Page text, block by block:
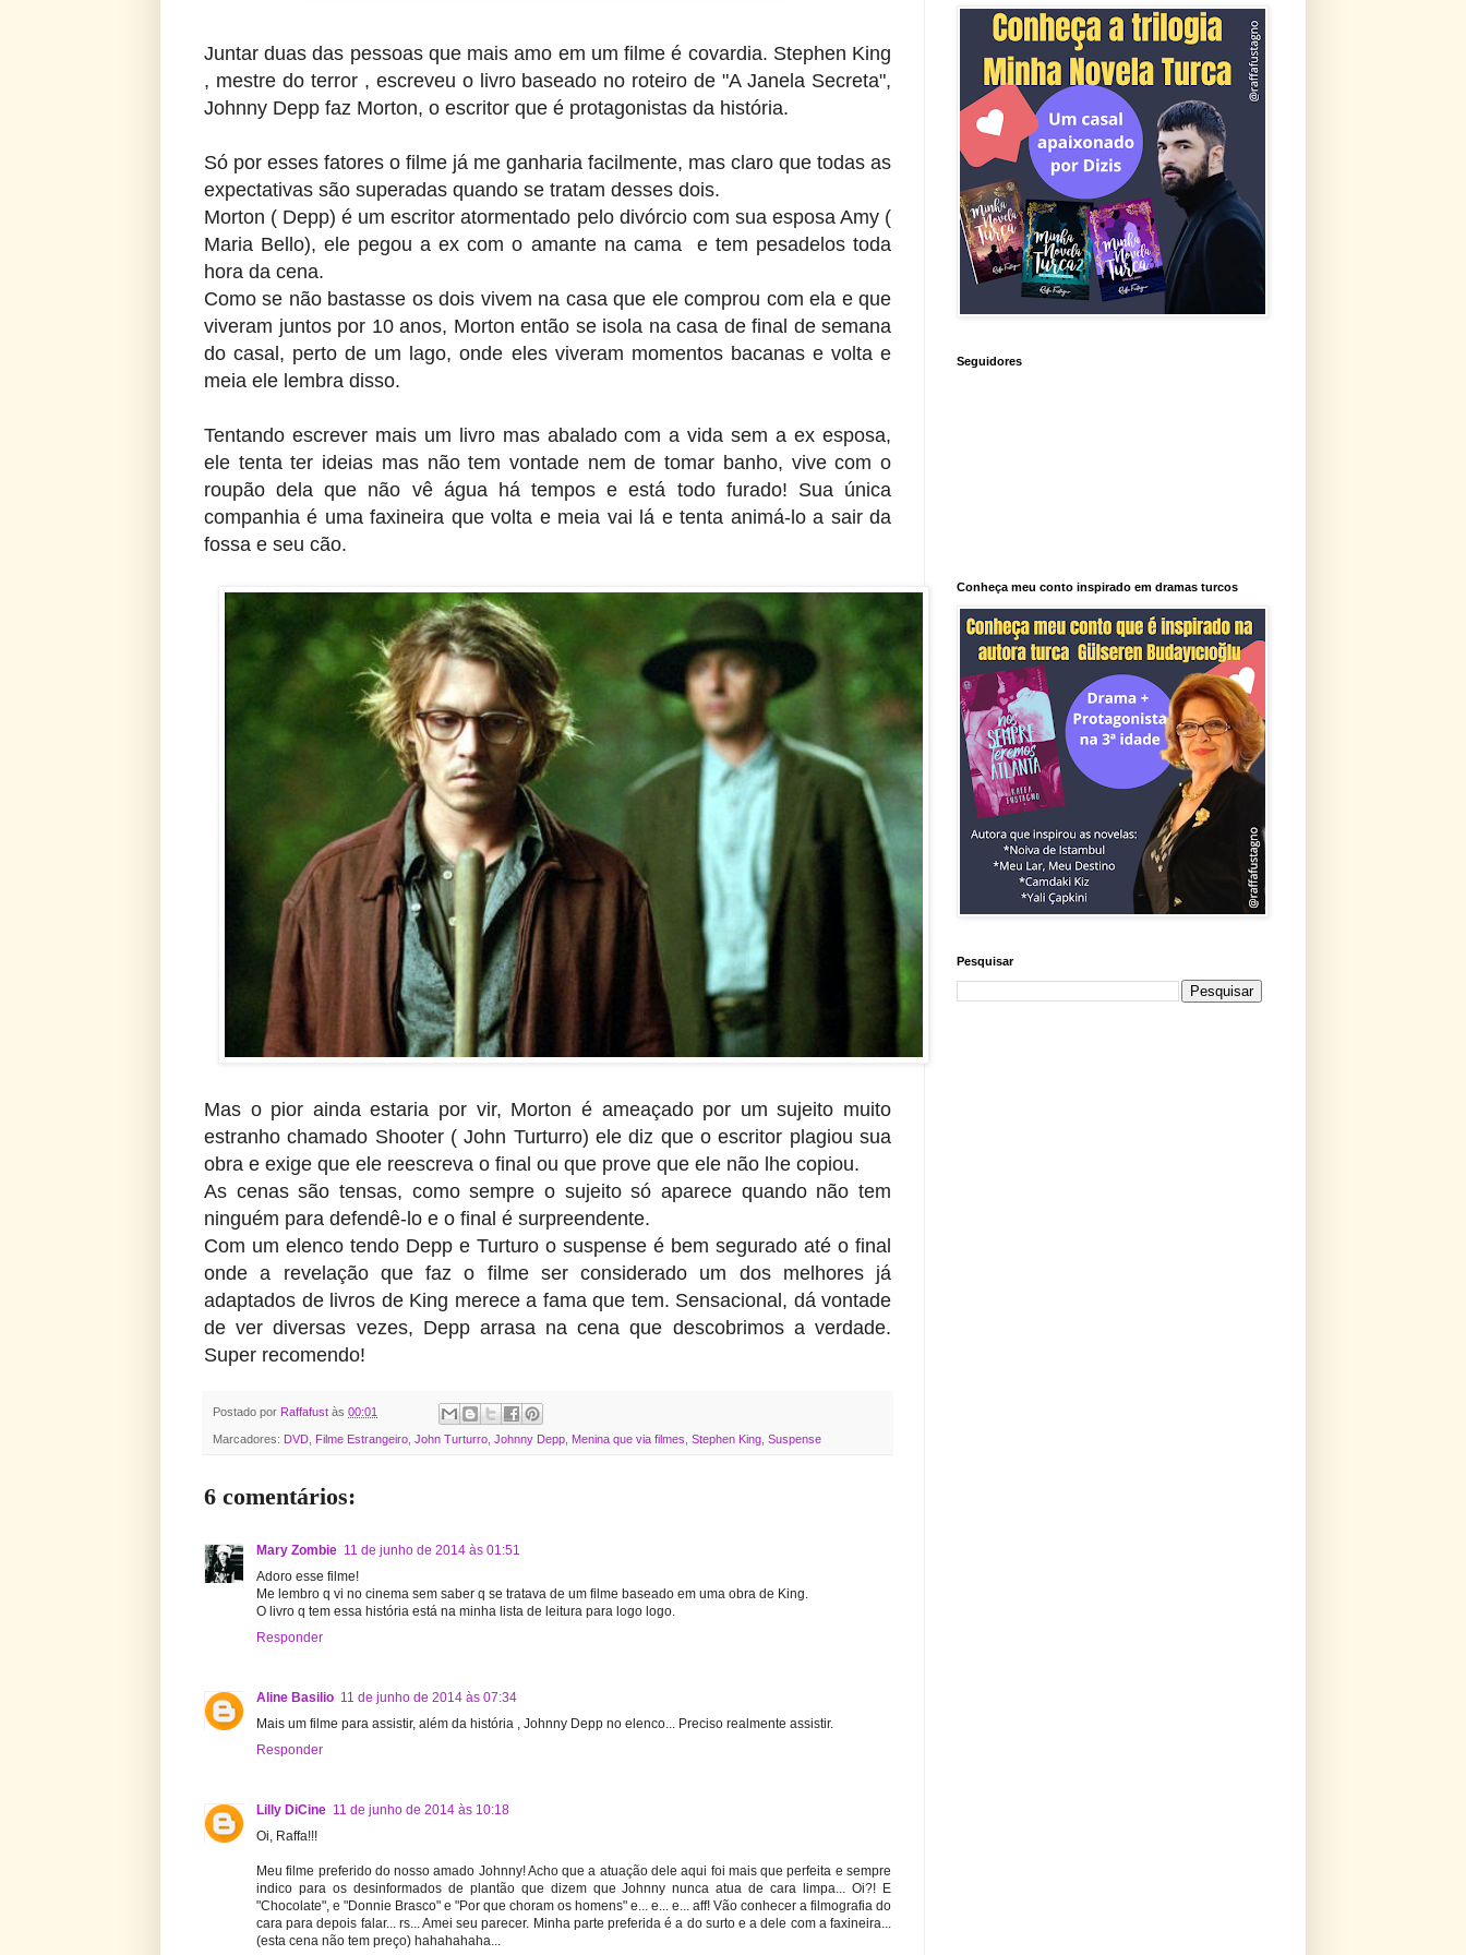
Juntar duas das pessoas que mais amo em um filme é covardia. Stephen King
, mestre do terror , escreveu o livro baseado no roteiro de "A Janela Secreta",
Johnny Depp faz Morton, o escritor que é protagonistas da história.
Só por esses fatores o filme já me ganharia facilmente, mas claro que todas as
expectativas são superadas quando se tratam desses dois.
Morton ( Depp) é um escritor atormentado pelo divórcio com sua esposa Amy (
Maria Bello), ele pegou a ex com o amante na cama e tem pesadelos toda
hora da cena.
Como se não bastasse os dois vivem na casa que ele comprou com ela e que
viveram juntos por 10 anos, Morton então se isola na casa de final de semana
do casal, perto de um lago, onde eles viveram momentos bacanas e volta e
meia ele lembra disso.
Tentando escrever mais um livro mas abalado com a vida sem a ex esposa,
ele tenta ter ideias mas não tem vontade nem de tomar banho, vive com o
roupão dela que não vê água há tempos e está todo furado! Sua única
companhia é uma faxineira que volta e meia vai lá e tenta animá-lo a sair da
fossa e seu cão.
Mas o pior ainda estaria por vir, Morton é ameaçado por um sujeito muito
estranho chamado Shooter ( John Turturro) ele diz que o escritor plagiou sua
obra e exige que ele reescreva o final ou que prove que ele não lhe copiou.
As cenas são tensas, como sempre o sujeito só aparece quando não tem
ninguém para defendê-lo e o final é surpreendente.
Com um elenco tendo Depp e Turturo o suspense é bem segurado até o final
onde a revelação que faz o filme ser considerado um dos melhores já
adaptados de livros de King merece a fama que tem. Sensacional, dá vontade
de ver diversas vezes, Depp arrasa na cena que descobrimos a verdade.
Super recomendo!
Postado por Raffafust às 00:01
Marcadores: DVD Filme Estrangeiro John Turturro Johnny Depp Menina que via filmes Stephen King Suspense
6 comentários:
Mary Zombie 11 de junho de 2014 às 01:51
Adoro esse filme!
Me lembro q vi no cinema sem saber q se tratava de um filme baseado em uma obra de King.
O livro q tem essa história está na minha lista de leitura para logo logo.
Responder
Aline Basilio 11 de junho de 2014 às 07:34
Mais um filme para assistir, além da história , Johnny Depp no elenco... Preciso realmente assistir.
Responder
Lilly DiCine 11 de junho de 2014 às 10:18
Oi, Raffa!!!
Meu filme preferido do nosso amado Johnny! Acho que a atuação dele aqui foi mais que perfeita e sempre
indico para os desinformados de plantão que dizem que Johnny nunca atua de cara limpa... Oi?! E
"Chocolate", e "Donnie Brasco" e "Por que choram os homens" e... e... e... aff! Vão conhecer a filmografia do
cara para depois falar... rs... Amei seu parecer. Minha parte preferida é a do surto e a dele com a faxineira...
(esta cena não tem preço) hahahahaha...
Seguidores
Conheça meu conto inspirado em dramas turcos
Pesquisar